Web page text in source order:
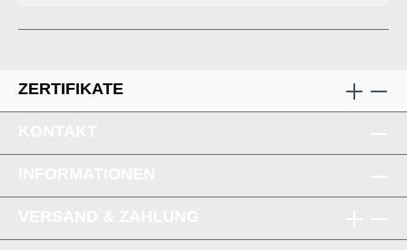
ZERTIFIKATE